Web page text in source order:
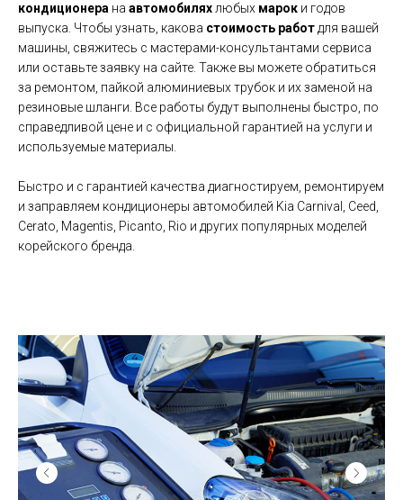
кондиционера на автомобилях любых марок и годов
выпуска. Чтобы узнать, какова стоимость работ для вашей
машины, свяжитесь с мастерами-консультантами сервиса
или оставьте заявку на сайте. Также вы можете обратиться
за ремонтом, пайкой алюминиевых трубок и их заменой на
резиновые шланги. Все работы будут выполнены быстро, по
справедливой цене и с официальной гарантией на услуги и
используемые материалы.
Быстро и с гарантией качества диагностируем, ремонтируем
и заправляем кондиционеры автомобилей Kia Carnival, Ceed,
Cerato, Magentis, Picanto, Rio и других популярных моделей
корейского бренда.